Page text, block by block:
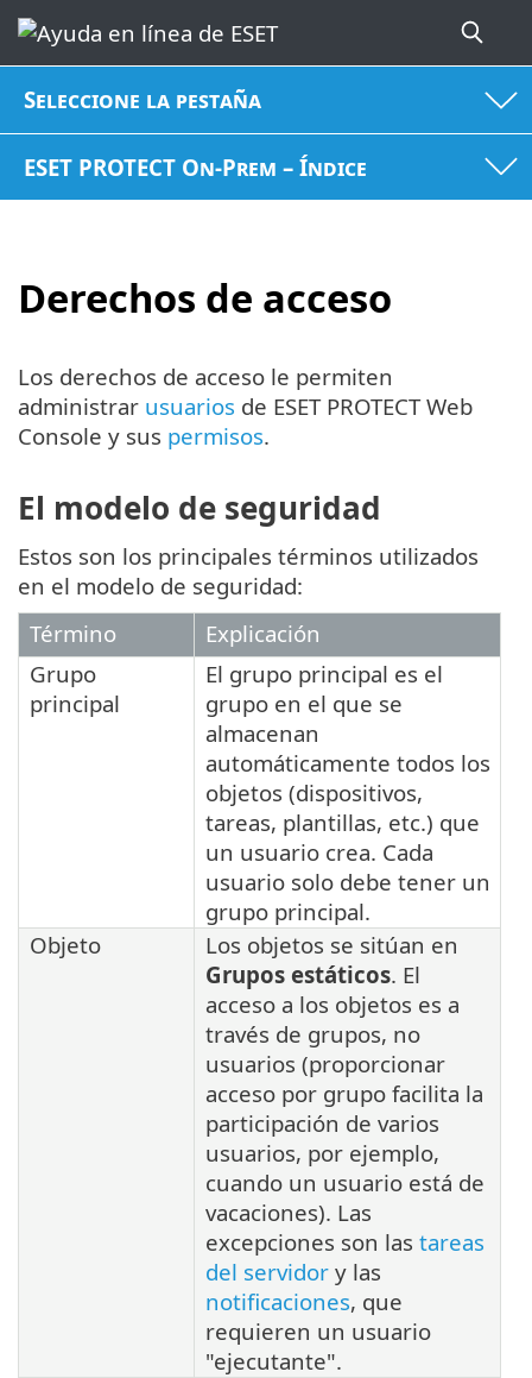
Seleccione la pestaña
ESET PROTECT On-Prem – Índice
Derechos de acceso
Los derechos de acceso le permiten
administrar usuarios de ESET PROTECT Web
Console y sus permisos.
El modelo de seguridad
Estos son los principales términos utilizados
en el modelo de seguridad:
Término
Explicación
Grupo
principal
El grupo principal es el
grupo en el que se
almacenan
automáticamente todos los
objetos (dispositivos,
tareas, plantillas, etc.) que
un usuario crea. Cada
usuario solo debe tener un
grupo principal.
Objeto
Los objetos se sitúan en
Grupos estáticos. El
acceso a los objetos es a
través de grupos, no
usuarios (proporcionar
acceso por grupo facilita la
participación de varios
usuarios, por ejemplo,
cuando un usuario está de
vacaciones). Las
excepciones son las tareas
del servidor y las
notificaciones, que
requieren un usuario
"ejecutante".